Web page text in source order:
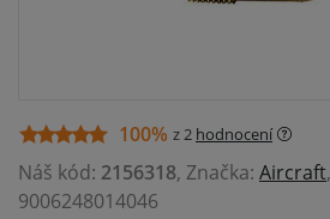
100% z 2 hodnocení
Náš kód: 2156318, Značka: Aircraft
9006248014046